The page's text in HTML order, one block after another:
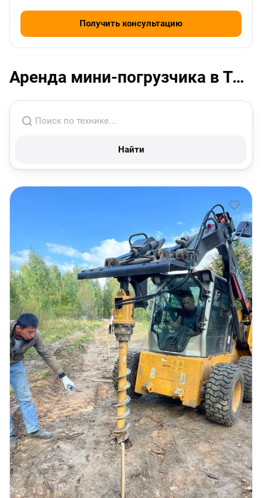
Получить консультацию
Аренда мини-погрузчика в Твери
Найти